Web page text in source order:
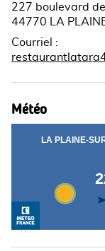
227 boulevard
44770 LA
Courriel
:
Météo